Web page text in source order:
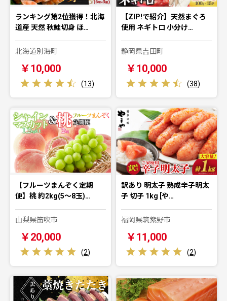
ランキング第2位獲得！北海
道産 天然 秋鮭切身 ほ…
北海道別海町
￥10,000
(13)
【ZIP!で紹介】天然まぐろ
使用 ネギトロ 小分け…
静岡県吉田町
￥10,000
(38)
【フルーツまんぞく定期
便】桃 約2kg(5～8玉)…
山梨県笛吹市
￥20,000
(2)
訳あり 明太子 熟成辛子明太
子 切子 1kg [や…
福岡県筑紫野市
￥11,000
(2)